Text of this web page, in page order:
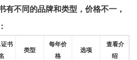
有不同的品牌和类型，价格不一，
证书
类型
每年价
格
选项
查看介
绍